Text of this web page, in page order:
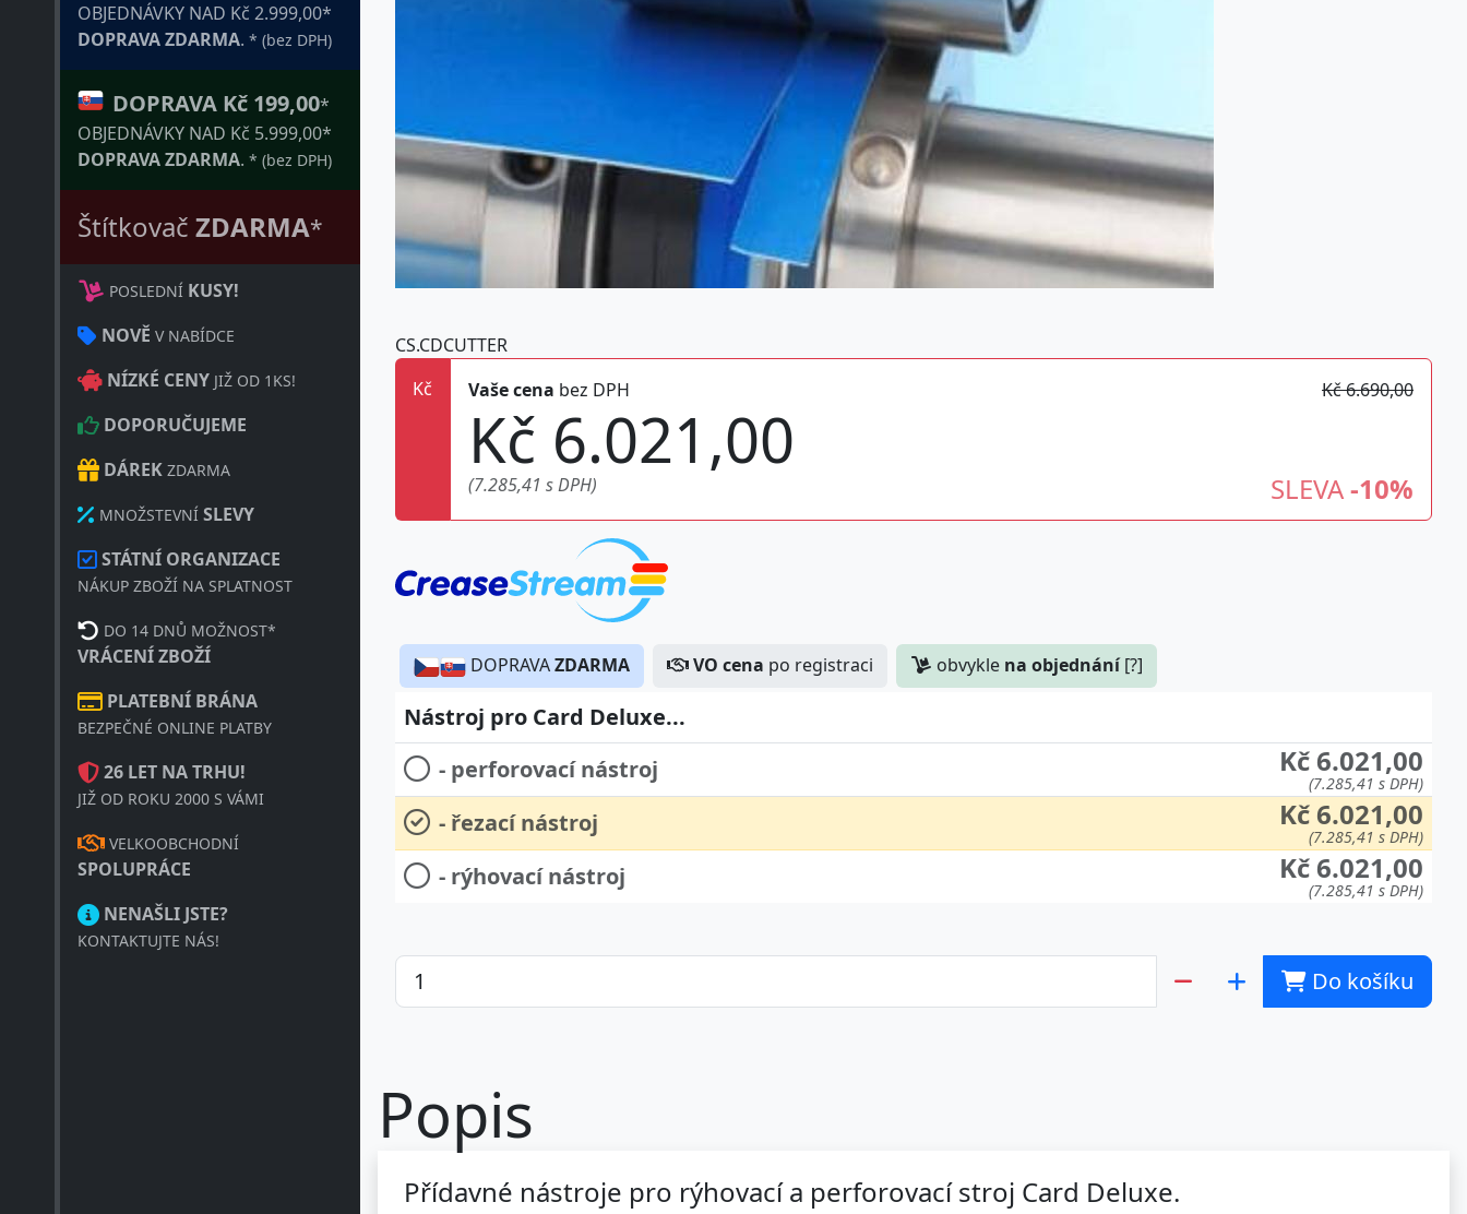
OBJEDNÁVKY NAD Kč 2.999,00*
DOPRAVA ZDARMA. * (bez DPH)
DOPRAVA Kč 199,00*
OBJEDNÁVKY NAD Kč 5.999,00*
DOPRAVA ZDARMA. * (bez DPH)
Štítkovač ZDARMA*
POSLEDNÍ KUSY!
NOVĚ V NABÍDCE
NÍZKÉ CENY JIŽ OD 1KS!
DOPORUČUJEME
DÁREK ZDARMA
MNOŽSTEVNÍ SLEVY
STÁTNÍ ORGANIZACE
NÁKUP ZBOŽÍ NA SPLATNOST
DO 14 DNŮ MOŽNOST*
VRÁCENÍ ZBOŽÍ
PLATEBNÍ BRÁNA
BEZPEČNÉ ONLINE PLATBY
26 LET NA TRHU!
JIŽ OD ROKU 2000 S VÁMI
VELKOOBCHODNÍ
SPOLUPRÁCE
NENAŠLI JSTE?
KONTAKTUJTE NÁS!
CS.CDCUTTER
Kč
Vaše cena bez DPH Kč 6.690,00
Kč 6.021,00
(7.285,41 s DPH) SLEVA-10%
DOPRAVAZDARMA VO cena po registraci obvykle na objednání[?]
Nástroj pro Card Deluxe...
- perforovací nástroj
Kč 6.021,00
(7.285,41 s DPH)
- řezací nástroj Kč 6.021,00
(7.285,41 s DPH)
- rýhovací nástroj Kč 6.021,00
(7.285,41 s DPH)
Do košíku
Popis
Přídavné nástroje pro rýhovací a perforovací stroj Card Deluxe.